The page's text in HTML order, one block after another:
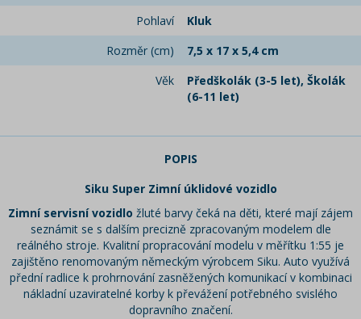
Pohlaví
Kluk
Rozměr (cm)
7,5 x 17 x 5,4 cm
Věk
Předškolák (3-5 let), Školák
(6-11 let)
POPIS
Siku Super Zimní úklidové vozidlo
Zimní servisní vozidlo žluté barvy čeká na děti, které mají zájem
seznámit se s dalším precizně zpracovaným modelem dle
reálného stroje. Kvalitní propracování modelu v měřítku 1:55 je
zajištěno renomovaným německým výrobcem Siku. Auto využívá
přední radlice k prohrnování zasněžených komunikací v kombinaci
nákladní uzaviratelné korby k převážení potřebného svislého
dopravního značení.